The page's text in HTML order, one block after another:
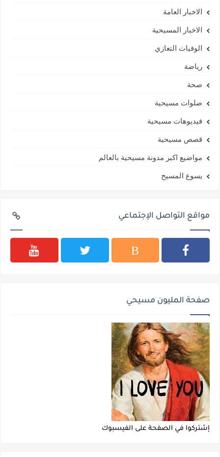
الاخبار العامة
الاخبار المسيحية
الوفيات التعازي
رياضة
صحة
صلوات مسيحية
فيديوهات مسيحية
قصص مسيحية
مواضيع اكبر مدونة مسيحية بالعالم
يسوع المسيح
مواقع التواصل الإجتماعي
صفحة المليون مسيحي
إشتركوا في الصفحة على الفيسبوك